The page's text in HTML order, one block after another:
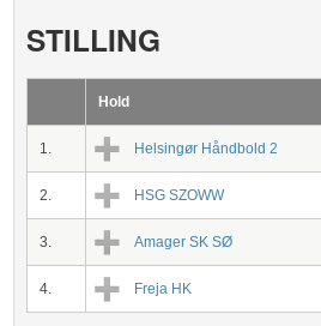
STILLING
Hold
1. Helsingør Håndbold 2
2. HSG SZOWW
3. Amager SK SØ
4. Freja HK